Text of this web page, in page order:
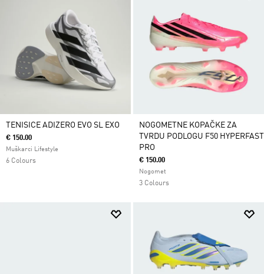
TENISICE ADIZERO EVO SL EXO
€ 150.00
Muškarci Lifestyle
6 Colours
NOGOMETNE KOPAČKE ZA
TVRDU PODLOGU F50 HYPERFAST
PRO
€ 150.00
Nogomet
3 Colours